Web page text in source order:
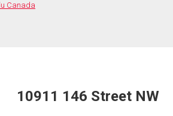
Canada
10911 146 Street NW